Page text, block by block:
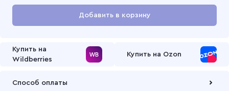
Добавить в корзину
Купить на
Wildberries
Купить на Ozon
Способ оплаты